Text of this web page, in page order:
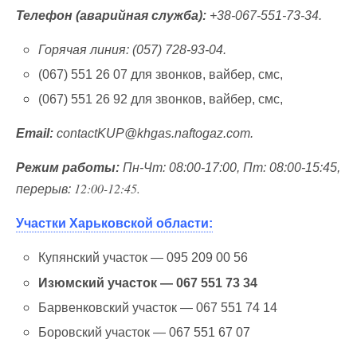
Телефон (аварийная служба): +38-067-551-73-34.
Горячая линия: (057) 728-93-04.
(067) 551 26 07 для звонков, вайбер, смс,
(067) 551 26 92 для звонков, вайбер, смс,
Email: contactKUP@khgas.naftogaz.com.
Режим работы: Пн-Чт: 08:00-17:00, Пт: 08:00-15:45,
перерыв: 12:00-12:45.
Участки Харьковской области:
Купянский участок — 095 209 00 56
Изюмский участок — 067 551 73 34
Барвенковский участок — 067 551 74 14
Боровский участок — 067 551 67 07